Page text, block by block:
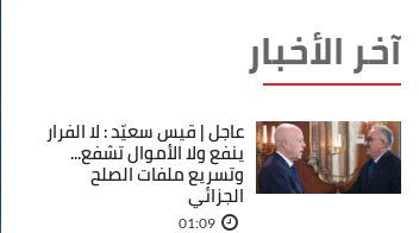
آخر الأخبار
عاجل | قيس سعيّد : لا الفرار
ينفع ولا الأموال تشفع...
وتسريع ملفات الصلح
الجزائي
01:09